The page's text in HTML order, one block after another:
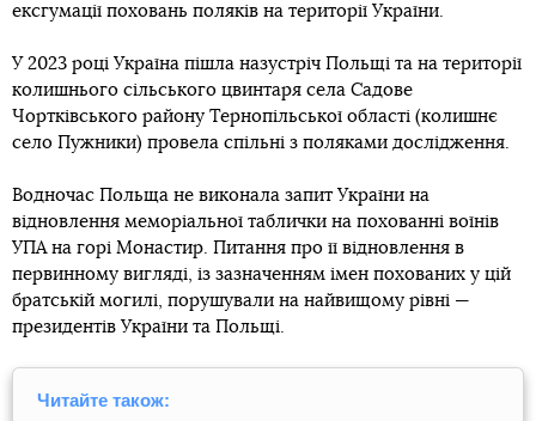
ексгумації поховань поляків на території України.
У 2023 році Україна пішла назустріч Польщі та на території
колишнього сільського цвинтаря села Садове
Чортківського району Тернопільської області (колишнє
село Пужники) провела спільні з поляками дослідження.
Водночас Польща не виконала запит України на
відновлення меморіальної таблички на похованні воїнів
УПА на горі Монастир. Питання про її відновлення в
первинному вигляді, із зазначенням імен похованих у цій
братській могилі, порушували на найвищому рівні —
президентів України та Польщі.
Читайте також: